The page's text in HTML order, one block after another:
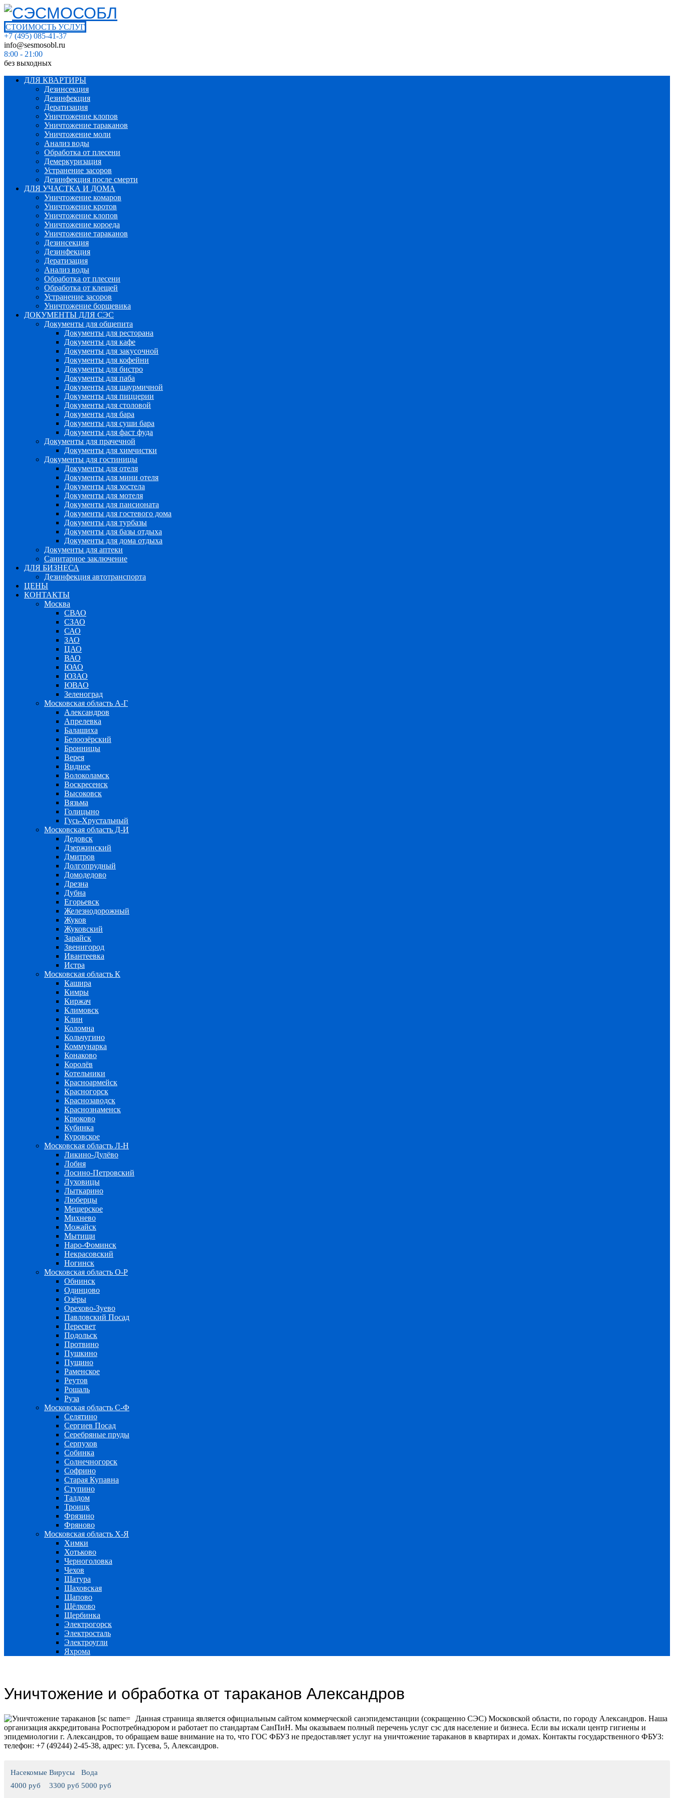
СТОИМОСТЬ УСЛУГ
+7 (495) 085-41-37
info@sesmosobl.ru
8:00 - 21:00
без выходных
ДЛЯ КВАРТИРЫ
Дезинсекция
Дезинфекция
Дератизация
Уничтожение клопов
Уничтожение тараканов
Уничтожение моли
Анализ воды
Обработка от плесени
Демеркуризация
Устранение засоров
Дезинфекция после смерти
ДЛЯ УЧАСТКА И ДОМА
Уничтожение комаров
Уничтожение кротов
Уничтожение клопов
Уничтожение короеда
Уничтожение тараканов
Дезинсекция
Дезинфекция
Дератизация
Анализ воды
Обработка от плесени
Обработка от клещей
Устранение засоров
Уничтожение борщевика
ДОКУМЕНТЫ ДЛЯ СЭС
Документы для общепита
Документы для ресторана
Документы для кафе
Документы для закусочной
Документы для кофейни
Документы для бистро
Документы для паба
Документы для шаурмичной
Документы для пиццерии
Документы для столовой
Документы для бара
Документы для суши бара
Документы для фаст фуда
Документы для прачечной
Документы для химчистки
Документы для гостиницы
Документы для отеля
Документы для мини отеля
Документы для хостела
Документы для мотеля
Документы для пансионата
Документы для гостевого дома
Документы для турбазы
Документы для базы отдыха
Документы для дома отдыха
Документы для аптеки
Санитарное заключение
ДЛЯ БИЗНЕСА
Дезинфекция автотранспорта
ЦЕНЫ
КОНТАКТЫ
Москва
СВАО
СЗАО
САО
ЗАО
ЦАО
ВАО
ЮАО
ЮЗАО
ЮВАО
Зеленоград
Московская область А-Г
Александров
Апрелевка
Балашиха
Белоозёрский
Бронницы
Верея
Видное
Волоколамск
Воскресенск
Высоковск
Вязьма
Голицыно
Гусь-Хрустальный
Московская область Д-И
Дедовск
Дзержинский
Дмитров
Долгопрудный
Домодедово
Дрезна
Дубна
Егорьевск
Железнодорожный
Жуков
Жуковский
Зарайск
Звенигород
Ивантеевка
Истра
Московская область К
Кашира
Кимры
Киржач
Климовск
Клин
Коломна
Кольчугино
Коммунарка
Конаково
Королёв
Котельники
Красноармейск
Красногорск
Краснозаводск
Краснознаменск
Крюково
Кубинка
Куровское
Московская область Л-Н
Ликино-Дулёво
Лобня
Лосино-Петровский
Луховицы
Лыткарино
Люберцы
Мещерское
Михнево
Можайск
Мытищи
Наро-Фоминск
Некрасовский
Ногинск
Московская область О-Р
Обнинск
Одинцово
Озёры
Орехово-Зуево
Павловский Посад
Пересвет
Подольск
Протвино
Пушкино
Пущино
Раменское
Реутов
Рошаль
Руза
Московская область С-Ф
Селятино
Сергиев Посад
Серебряные пруды
Серпухов
Собинка
Солнечногорск
Софрино
Старая Купавна
Ступино
Талдом
Троицк
Фрязино
Фряново
Московская область Х-Я
Химки
Хотьково
Черноголовка
Чехов
Шатура
Шаховская
Щапово
Щёлково
Щербинка
Электрогорск
Электросталь
Электроугли
Яхрома
Уничтожение и обработка от тараканов Александров
Данная страница является официальным сайтом коммерческой санэпидемстанции (сокращенно СЭС) Московской области, по городу Александров. Наша
организация аккредитована Роспотребнадзором и работает по стандартам СанПиН. Мы оказываем полный перечень услуг сэс для население и бизнеса. Если вы искали центр гигиены и
эпидемиологии г. Александров, то обращаем ваше внимание на то, что ГОС ФБУЗ не предоставляет услуг на уничтожение тараканов в квартирах и домах. Контакты государственного ФБУЗ:
телефон: +7 (49244) 2-45-38, адрес: ул. Гусева, 5, Александров.
Насекомые Вирусы
Вода
4000 руб
3300 руб 5000 руб